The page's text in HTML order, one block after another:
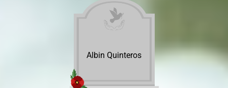
Albin Quinteros